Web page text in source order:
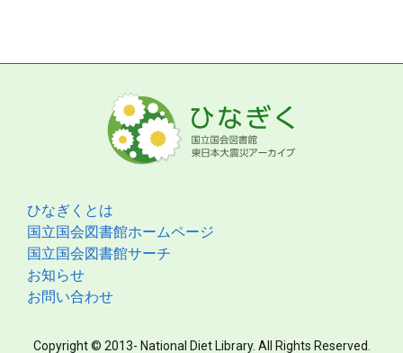
ひなぎくとは
国立国会図書館ホームページ
国立国会図書館サーチ
お知らせ
お問い合わせ
Copyright © 2013- National Diet Library. All Rights Reserved.